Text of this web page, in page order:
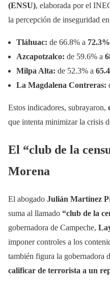
(ENSU), elaborada por el
la percepción de inseguridad
Tláhuac: de 66.8% a 72.3%
Azcapotzalco: de 59.6% a
Milpa Alta: de 52.3% a
La Magdalena Contreras:
Estos indicadores, subrayaron,
que intenta minimizar la crisis
El “club de la
Morena
El abogado Julián Martínez
suma al llamado “club de la
gobernadora de Campeche,
imponer controles a los
también figura la gobernadora
calificar de terrorista a un